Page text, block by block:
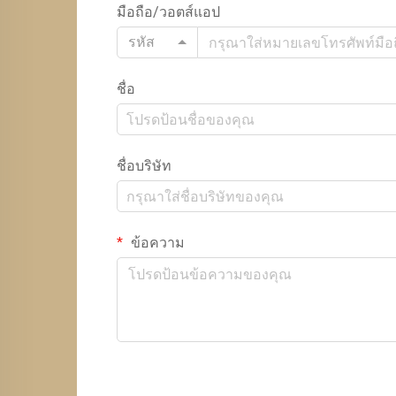
มือถือ/วอตส์แอป
รหัส
ชื่อ
ชื่อบริษัท
ข้อความ